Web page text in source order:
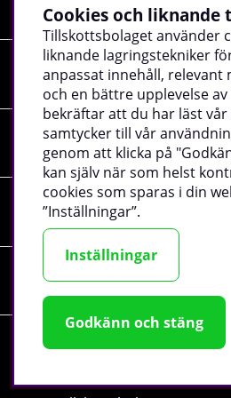
Utforska vårt utbud av Perfect
passar både din träning och din stil.
Vanliga frågor om
Är Perfect Shaker spillfri?
Ja, Perfect Shaker är kända för sina
konstruktion som minskar risken för
Tål Perfect Shaker
Ja, de flesta modeller från Perfect
tåla maskindisk.
Vad kan man använda Perfect
Perfect Shaker används främst till
workout, aminosyror, energidrycker
Shopping
Information
Sociala medier
Företagsuppgifter
Cookies och liknande
Tillskottsbolaget använder
liknande lagringstekniker
anpassat innehåll, relevant
och en bättre upplevelse
bekräftar att du har läst
samtycker till vår
genom att klicka på
kan själv när som helst
cookies som sparas i din
”Inställningar”.
Inställningar
Godkänn och stäng